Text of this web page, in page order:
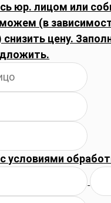
юр. лицом или
(в
снизить цену.
условиями